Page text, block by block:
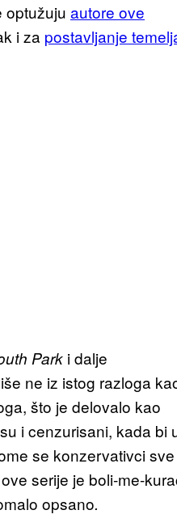
optužuju autore ove
i za postavljanje
Park i dalje
ne iz istog razloga
što je delovalo kao
i cenzurisani, kada bi
se konzervativci sve
serije je boli-me-
opsano.